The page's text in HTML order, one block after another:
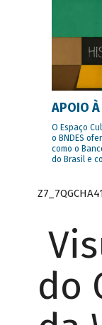
APOIO À
O Espaço
o BNDES
como o
do Brasil e
do